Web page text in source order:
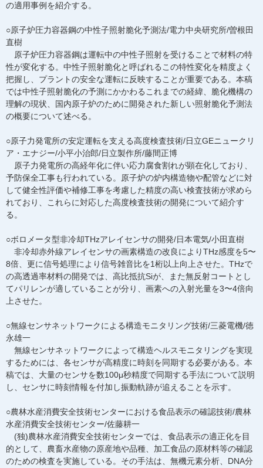
の適用事例を紹介する。
○原子炉圧力容器鋼の中性子照射脆化予測法/電力中央研究所/曽根田
直樹
原子炉圧力容器鋼は運転中の中性子照射を受けることで材料の特
性が変化する。中性子照射脆化と呼ばれるこの特性変化を精度よく
把握し、プラントの安全な運転に反映することが重要である。本稿
では中性子照射脆化の予測にかかわるこれまでの経緯、脆化機構の
理解の現状、国内原子炉のために開発された新しい照射脆化予測法
の概要について述べる。
○原子力発電所の安定運転を支える高度検査技術/日立GEニュークリ
ア・エナジー/小平小治郎/日立製作所/藤間正博
原子力発電所の高経年化に伴い応力腐食割れが顕在化しており、
予防保全工事も行われている。原子炉の炉内構造物や配管などに対
して健全性評価や補修工事を考慮した精度の高い検査技術が求めら
れており、これらに対応した高度検査技術の開発について紹介す
る。
○ボロメータ型非冷却THzアレイセンサの開発/日本電気/小田直樹
非冷却赤外線アレイセンサの画素構造の改良によりTHz感度を5〜
8倍、更に信号処理により信号雑音比を1桁以上向上させた。THzで
の高透過率材料の開発では、高比抵抗Siが、また無反射コートとし
てパリレンが適していることが分り、画素への入射光量を3〜4倍向
上させた。
○無線センサネットワークによる構造モニタリング技術/三菱電機/徳
永雄一
無線センサネットワークによって構造ヘルスモニタリングを実現
するためには、各センサが高精度に時刻を同期する必要がある。本
稿では、大量のセンサを数100μ秒精度で同期する手法について説明
し、センサに時刻情報を付加し振動軌跡が追えることを示す。
○農林水産消費安全技術センターにおける食品表示の確認技術/農林
水産消費安全技術センター/佐藤耕一
(独)農林水産消費安全技術センターでは、食品表示の適正化を目
的として、農畜水産物の原産地や品種、加工食品の原材料等の確認
のための検査を実施している。その手法は、無機元素分析、DNA分